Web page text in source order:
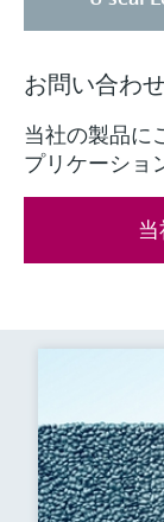
お問い合わ
当社の製品に
プリケーショ